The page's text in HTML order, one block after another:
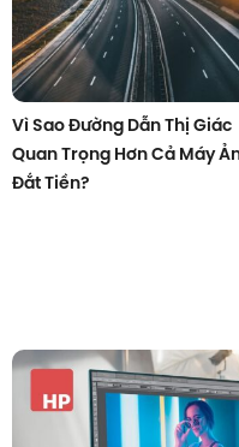
Vì Sao Đường Dẫn Thị Giác
Quan Trọng Hơn Cả Máy
Đắt Tiền?